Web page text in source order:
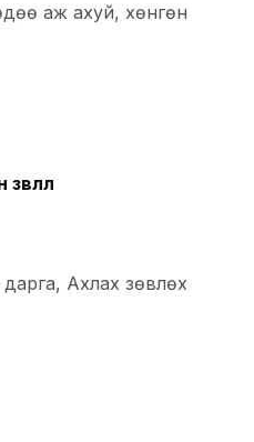
аж ахуй, хөнгөн
Ахлах зөвлөх